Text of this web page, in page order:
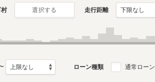
選択する 走行距離
ローン種類 通常ローン